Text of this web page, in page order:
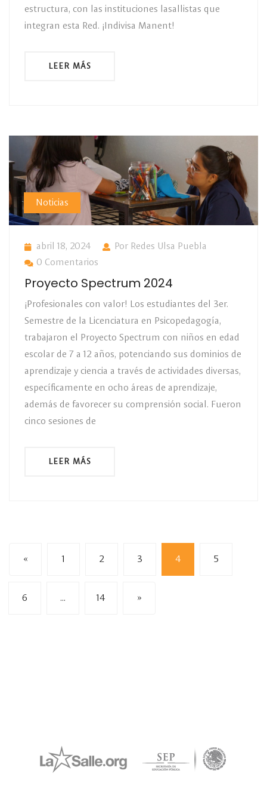
estructura, con las instituciones lasallistas que
integran esta Red. ¡Indivisa Manent!
LEER MÁS
Noticias
abril 18, 2024
Por Redes Ulsa Puebla
0 Comentarios
Proyecto Spectrum 2024
¡Profesionales con valor! Los estudiantes del 3er.
Semestre de la Licenciatura en Psicopedagogía,
trabajaron el Proyecto Spectrum con niños en edad
escolar de 7 a 12 años, potenciando sus dominios de
aprendizaje y ciencia a través de actividades diversas,
específicamente en ocho áreas de aprendizaje,
además de favorecer su comprensión social. Fueron
cinco sesiones de
LEER MÁS
« 1 2 3 4 5
6 … 14 »